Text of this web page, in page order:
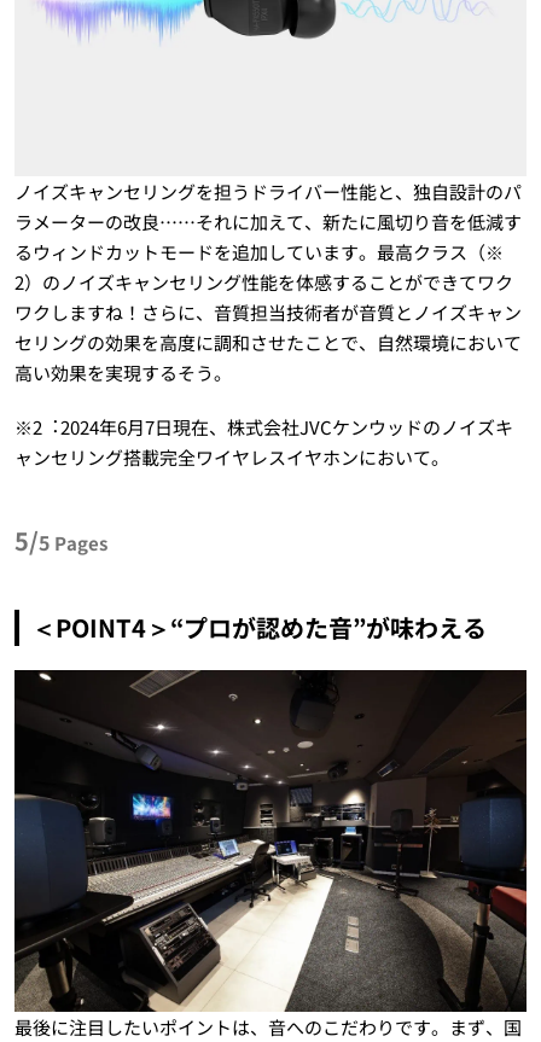
ノイズキャンセリングを担うドライバー性能と、独自設計のパ
ラメーターの改良……それに加えて、新たに風切り音を低減す
るウィンドカットモードを追加しています。最高クラス（※
2）のノイズキャンセリング性能を体感することができてワク
ワクしますね！さらに、音質担当技術者が音質とノイズキャン
セリングの効果を高度に調和させたことで、自然環境において
高い効果を実現するそう。
※2︓2024年6月7日現在、株式会社JVCケンウッドのノイズキ
ャンセリング搭載完全ワイヤレスイヤホンにおいて。
5/5 Pages
＜POINT4＞“プロが認めた音”が味わえる
最後に注目したいポイントは、音へのこだわりです。まず、国